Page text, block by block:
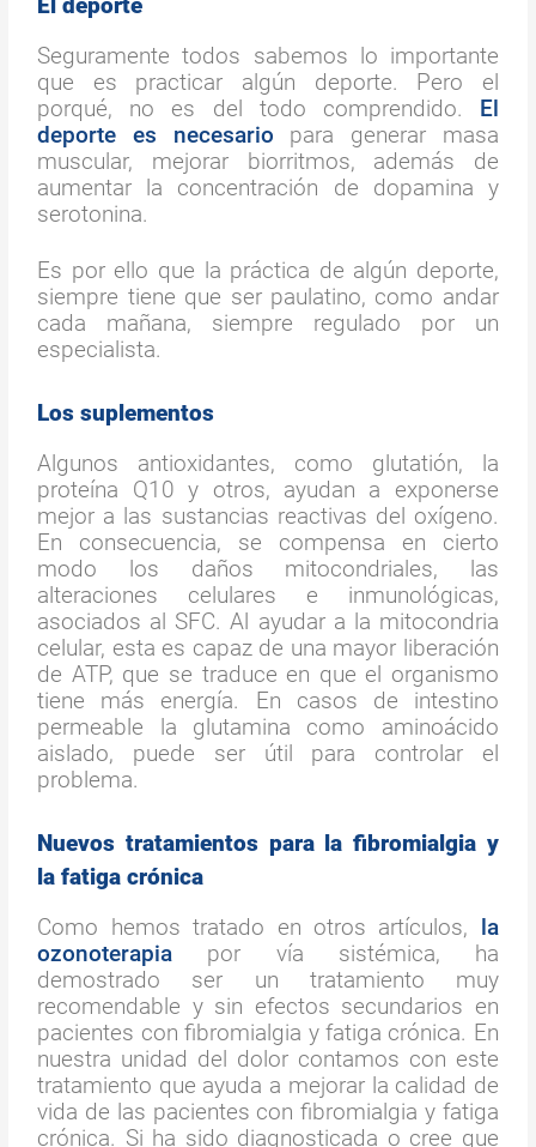
El deporte
Seguramente todos sabemos lo importante
que es practicar algún deporte. Pero el
porqué, no es del todo comprendido. El
deporte es necesario para generar masa
muscular, mejorar biorritmos, además de
aumentar la concentración de dopamina y
serotonina.
Es por ello que la práctica de algún deporte,
siempre tiene que ser paulatino, como andar
cada mañana, siempre regulado por un
especialista.
Los suplementos
Algunos antioxidantes, como glutatión, la
proteína Q10 y otros, ayudan a exponerse
mejor a las sustancias reactivas del oxígeno.
En consecuencia, se compensa en cierto
modo los daños mitocondriales, las
alteraciones celulares e inmunológicas,
asociados al SFC. Al ayudar a la mitocondria
celular, esta es capaz de una mayor liberación
de ATP, que se traduce en que el organismo
tiene más energía. En casos de intestino
permeable la glutamina como aminoácido
aislado, puede ser útil para controlar el
problema.
Nuevos tratamientos para la fibromialgia y
la fatiga crónica
Como hemos tratado en otros artículos, la
ozonoterapia por vía sistémica, ha
demostrado ser un tratamiento muy
recomendable y sin efectos secundarios en
pacientes con fibromialgia y fatiga crónica. En
nuestra unidad del dolor contamos con este
tratamiento que ayuda a mejorar la calidad de
vida de las pacientes con fibromialgia y fatiga
crónica. Si ha sido diagnosticada o cree que